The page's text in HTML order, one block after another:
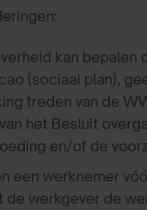
kan bepalen
(sociaal plan),
treden van de
het Besluit
en/of de
een werknemer
de werkgever de